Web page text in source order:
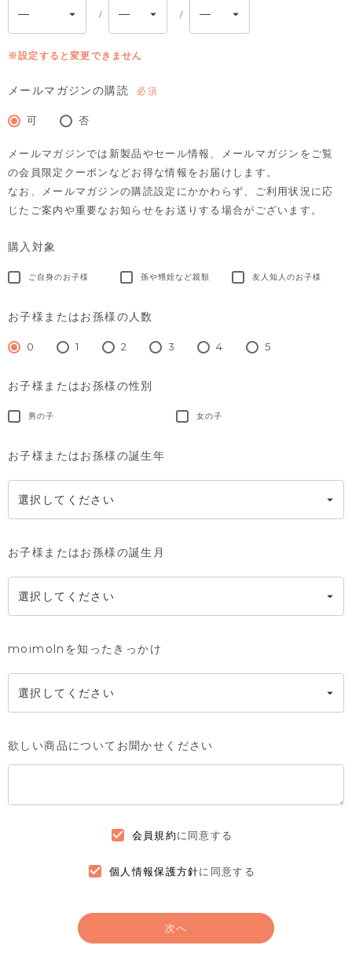
※設定すると変更できません
メールマガジンの購読
可 否
メールマガジンでは新製品やセール情報、メールマガジンをご覧
の会員限定クーポンなどお得な情報をお届けします。
なお、メールマガジンの購読設定にかかわらず、ご利用状況に応
じたご案内や重要なお知らせをお送りする場合がございます。
購入対象
ご自身のお子様 孫や甥姪など親類 友人知人のお子様
お子様またはお孫様の人数
0 1 2 3 4 5
お子様またはお孫様の性別
男の子 女の子
お子様またはお孫様の誕生年
お子様またはお孫様の誕生月
moimolnを知ったきっかけ
欲しい商品についてお聞かせください
会員規約に同意する
個人情報保護方針に同意する
次へ